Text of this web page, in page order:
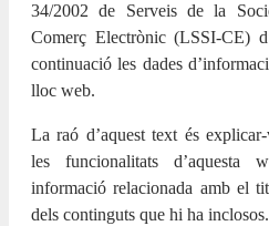
34/2002 de Serveis de la
Comerç Electrònic (LSSI-CE)
continuació les dades
lloc web.
La raó d’aquest text és
les funcionalitats d’aquesta
informació relacionada amb el
dels continguts que hi ha inclosos.